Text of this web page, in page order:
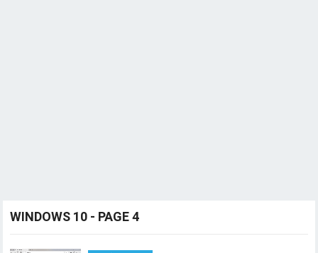
WINDOWS 10 - PAGE 4